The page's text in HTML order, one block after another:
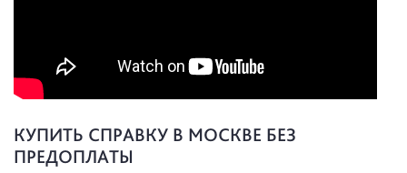
КУПИТЬ СПРАВКУ В МОСКВЕ БЕЗ
ПРЕДОПЛАТЫ